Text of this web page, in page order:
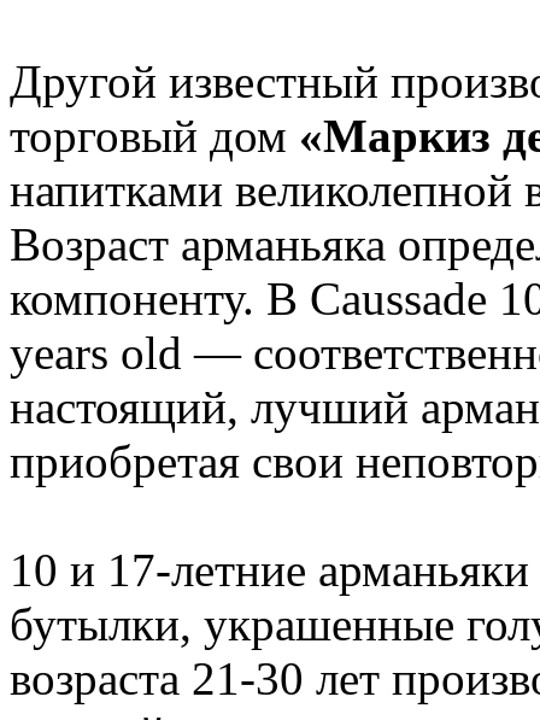
Другой известный
торговый дом «Маркиз
напитками великолепной
Возраст арманьяка
компоненту. В Caussade
years old —
настоящий, лучший
приобретая свои
10 и 17-летние
бутылки, украшенные
возраста 21-30 лет